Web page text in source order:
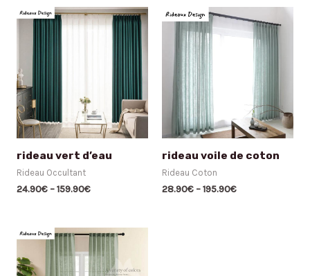
rideau vert d’eau
Rideau Occultant
24.90€–159.90€
rideau voile de coton
Rideau Coton
28.90€ –195.90€